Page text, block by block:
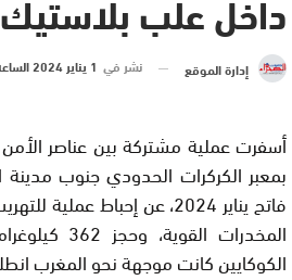
إدارة الموقع نشر في 1 يناير 2024 الساعة 19 و 16 دقيقة
أسفرت عملية مشتركة بين عناصر
بمعبر الكركرات الحدودي جنوب مدينة
فاتح يناير 2024، عن إحباط
الكوكايين كانت موجهة نحو المغرب